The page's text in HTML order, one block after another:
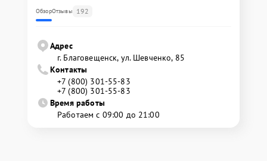
ОбзорОтзывы 192
Адрес
г. Благовещенск, ул. Шевченко, 85
Контакты
+7 (800) 301-55-83
+7 (800) 301-55-83
Время работы
Работаем с 09:00 до 21:00